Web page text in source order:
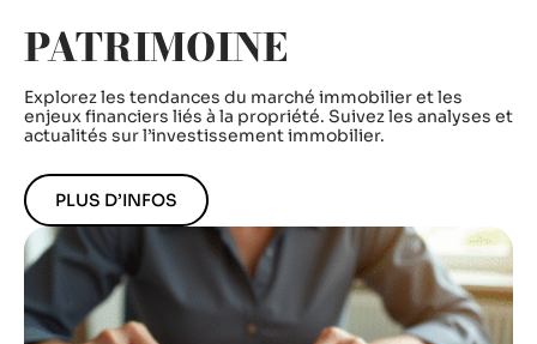
PATRIMOINE
Explorez les tendances du marché immobilier et les
enjeux financiers liés à la propriété. Suivez les analyses et
actualités sur l’investissement immobilier.
PLUS D’INFOS